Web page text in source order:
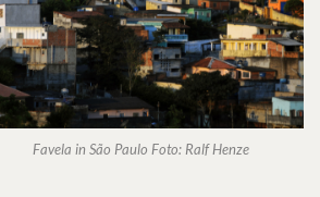
Favela in São Paulo Foto: Ralf Henze